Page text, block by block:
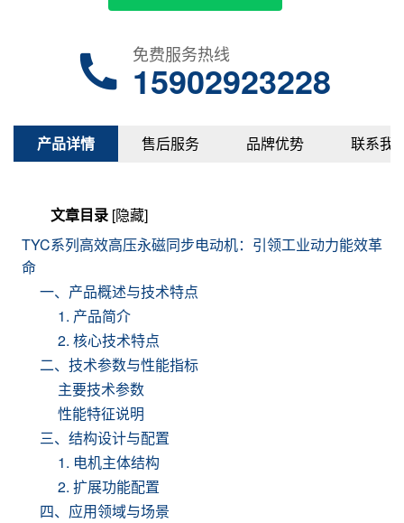
免费服务热线
15902923228
产品详情 售后服务 品牌优势 联系我
文章目录 [隐藏]
TYC系列高效高压永磁同步电动机：引领工业动力能效革
命
一、产品概述与技术特点
1. 产品简介
2. 核心技术特点
二、技术参数与性能指标
主要技术参数
性能特征说明
三、结构设计与配置
1. 电机主体结构
2. 扩展功能配置
四、应用领域与场景